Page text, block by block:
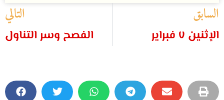
السابق
الإثنين ٧ فبراير
التالي
الفصح وسر التناول